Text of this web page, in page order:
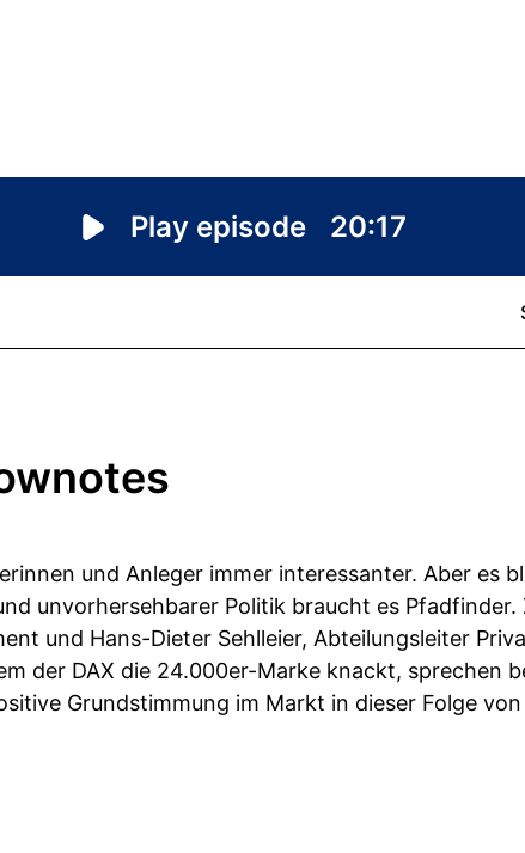
und Anleger immer interessanter. Aber es
unvorhersehbarer Politik braucht es Pfadfinder.
und Hans-Dieter Sehlleier, Abteilungsleiter
der DAX die 24.000er-Marke knackt, sprechen
Grundstimmung im Markt in dieser Folge von